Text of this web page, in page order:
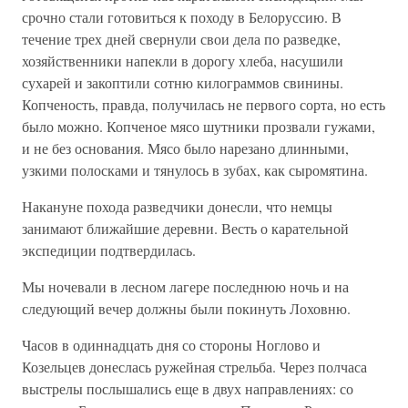
срочно стали готовиться к походу в Белоруссию. В
течение трех дней свернули свои дела по разведке,
хозяйственники напекли в дорогу хлеба, насушили
сухарей и закоптили сотню килограммов свинины.
Копченость, правда, получилась не первого сорта, но есть
было можно. Копченое мясо шутники прозвали гужами,
и не без основания. Мясо было нарезано длинными,
узкими полосками и тянулось в зубах, как сыромятина.
Накануне похода разведчики донесли, что немцы
занимают ближайшие деревни. Весть о карательной
экспедиции подтвердилась.
Мы ночевали в лесном лагере последнюю ночь и на
следующий вечер должны были покинуть Лоховню.
Часов в одиннадцать дня со стороны Ноглово и
Козельцев донеслась ружейная стрельба. Через полчаса
выстрелы послышались еще в двух направлениях: со